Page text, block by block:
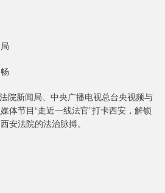
院新闻局、中央广播电视总台央视频与
体节目“走近一线法官”打卡西安，解锁
安法院的法治脉搏。